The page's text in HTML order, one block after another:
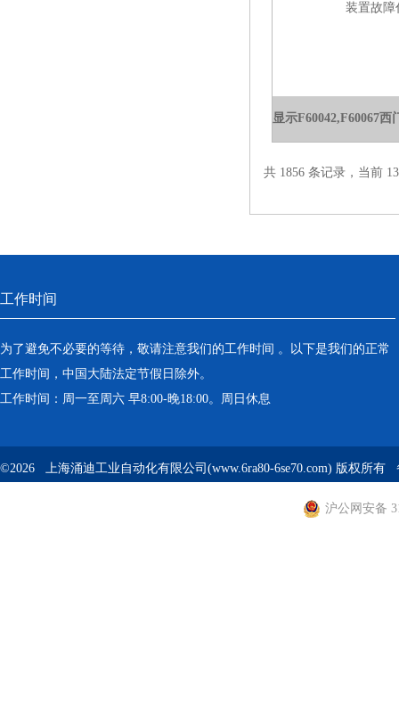
共 1856 条记录，当前
工作时间
为了避免不必要的等待，敬请注意我们的工作时间 。以下是我们的正常
工作时间，中国大陆法定节假日除外。
工作时间：周一至周六 早8:00-晚18:00。周日休息
©2026 上海涌迪工业自动化有限公司(www.6ra80-6se70.com) 版权所有
沪公网安备